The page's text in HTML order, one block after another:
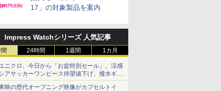
17」の対象製品を案内
Impress Watchシリーズ 人気記事
24時間 1週間 1カ月
ニクロ、今日から「お盆特別セール」。涼感
アサッカーワンピース待望値下げ、撥水ギア
ョーツは1990円に
映の歴代オープニング映像がカプセルトイ